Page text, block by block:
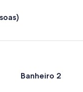
Banheiro 2